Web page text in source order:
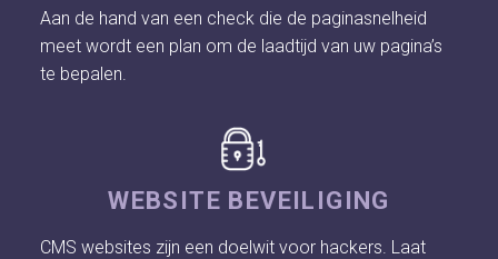
Aan de hand van een check die de paginasnelheid
meet wordt een plan om de laadtijd van uw pagina’s
te bepalen.
WEBSITE BEVEILIGING
CMS websites zijn een doelwit voor hackers. Laat